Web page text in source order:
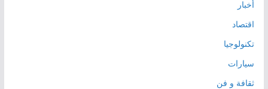
أخبار
اقتصاد
تكنولوجيا
سيارات
ثقافة و فن